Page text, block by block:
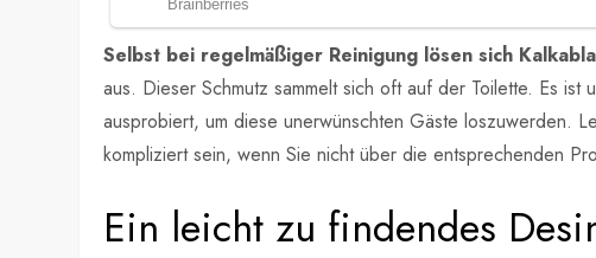
Selbst bei regelmäßiger Reinigung lösen sich
aus. Dieser Schmutz sammelt sich oft auf der Toilette. Es
ausprobiert, um diese unerwünschten Gäste loszuwerden.
kompliziert sein, wenn Sie nicht über die entsprechenden
Ein leicht zu findendes